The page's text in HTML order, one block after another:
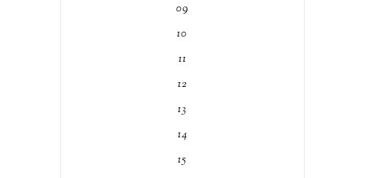
09
10
11
12
13
14
15